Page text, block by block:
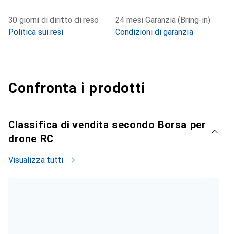
30 giorni di diritto di reso
Politica sui resi
24 mesi Garanzia (Bring-in)
Condizioni di garanzia
Confronta i prodotti
Classifica di vendita secondo Borsa per
drone RC
Visualizza tutti